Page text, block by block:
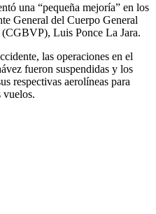
una “pequeña mejoría” en los
General del Cuerpo General
Luis Ponce La Jara.
las operaciones en el
fueron suspendidas y los
respectivas aerolíneas para
vuelos.